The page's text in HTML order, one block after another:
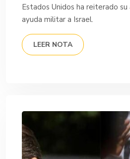
Estados Unidos ha reiterado
ayuda militar a Israel.
LEER NOTA